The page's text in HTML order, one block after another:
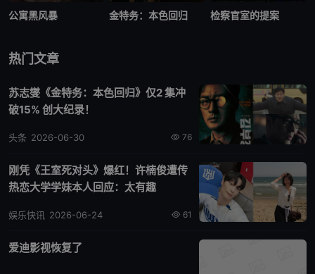
公寓黑风暴 金特务：本色回归 检察官室的提案
热门文章
苏志燮《金特务：本色回归》仅2 集冲
破15% 创大纪录！
76
头条 2026-06-30
刚凭《王室死对头》爆红！许楠俊遭传
热恋大学学妹本人回应：太有趣
61
娱乐快讯 2026-06-24
爱迪影视恢复了